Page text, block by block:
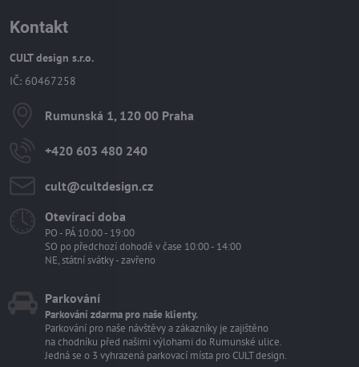
Kontakt
CULT design s.r.o.
IČ: 60467258
Rumunská 1, 120 00 Praha
+420 603 480 240
cult​@cultdesign​.cz
Otevírací doba
PO - PÁ 10:00 - 19:00
SO po předchozí dohodě v čase 10:00 - 14:00
NE, státní svátky - zavřeno
Parkování
Parkování zdarma pro naše klienty.
Parkování pro naše návštěvy a zákazníky je zajištěno
na chodníku před našimi výlohami do Rumunské ulice.
Jedná se o 3 vyhrazená parkovací místa pro CULT design.